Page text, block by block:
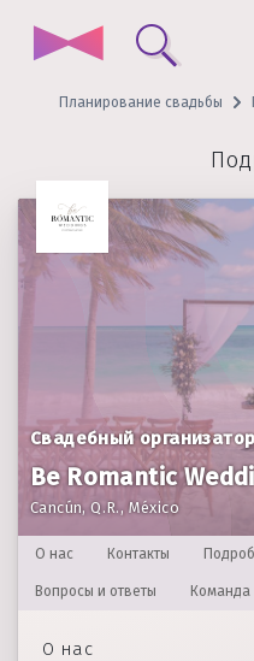
Планирование свадьбы
Свадебный
Be Romantic
Cancún, Q.R., México
О нас Контакты
Вопросы и ответы Команда
О нас